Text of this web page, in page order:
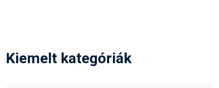
Kiemelt kategóriák